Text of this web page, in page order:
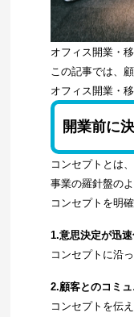
オフィス開業・
この記事では、
オフィス開業・
開業前に
コンセプトとは
事業の羅針盤の
コンセプトを明
1.意思決定が迅
コンセプトに沿
2.顧客とのコミ
コンセプトを伝